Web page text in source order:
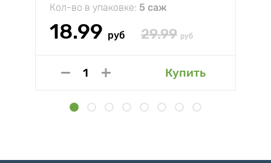
Кол-во в упаковке: 5 саж
18.99 руб 29.99 руб
Купить